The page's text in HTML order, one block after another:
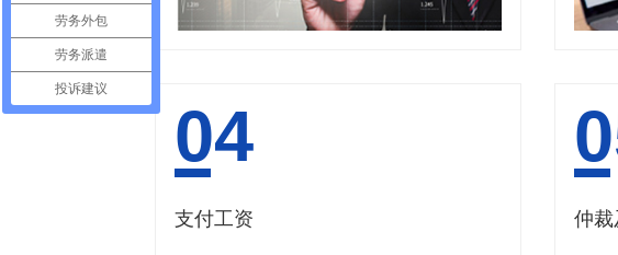
04
支付工资 仲裁
劳务外包
劳务派遣
投诉建议